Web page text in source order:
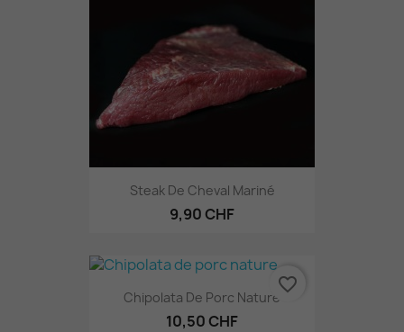
Steak De Cheval Mariné
9,90 CHF
Chipolata De Porc Nature
10,50 CHF
favorite_border